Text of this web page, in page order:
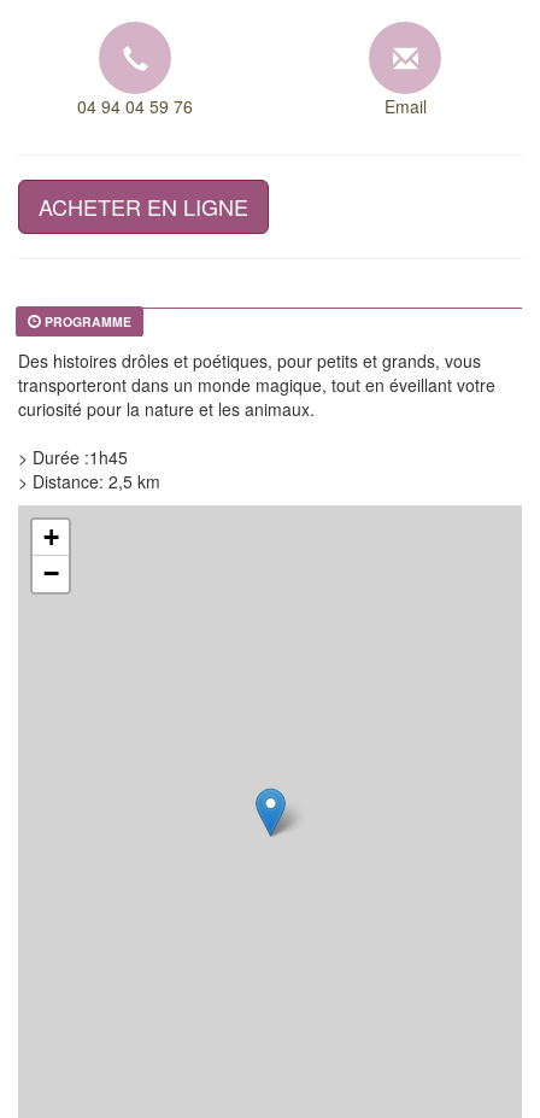
04 94 04 59 76 Email
ACHETER EN LIGNE
PROGRAMME
Des histoires drôles et poétiques, pour petits et grands, vous
transporteront dans un monde magique, tout en éveillant votre
curiosité pour la nature et les animaux.
> Durée :1h45
> Distance: 2,5 km
+
−